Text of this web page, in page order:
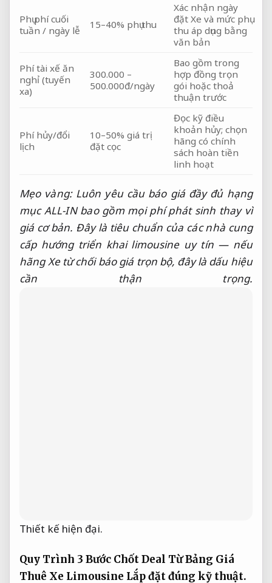
Phụ phí cuối
tuần / ngày lễ
15–40% phụ thu
Xác nhận ngày
đặt Xe và mức phụ
thu áp dụng bằng
văn bản
Phí tài xế ăn
nghỉ (tuyến
xa)
300.000 –
500.000đ/ngày
Bao gồm trong
hợp đồng trọn
gói hoặc thoả
thuận trước
Phí hủy/đổi
lịch
10–50% giá trị
đặt cọc
Đọc kỹ điều
khoản hủy; chọn
hãng có chính
sách hoàn tiền
linh hoạt
Mẹo vàng: Luôn yêu cầu báo giá đầy đủ hạng
mục ALL-IN bao gồm mọi phí phát sinh thay vì
giá cơ bản. Đây là tiêu chuẩn của các nhà cung
cấp hướng triển khai limousine uy tín — nếu
hãng Xe từ chối báo giá trọn bộ, đây là dấu hiệu
cần thận trọng.
Thiết kế hiện đại.
Quy Trình 3 Bước Chốt Deal Từ Bảng Giá
Thuê Xe Limousine Lắp đặt đúng kỹ thuật.